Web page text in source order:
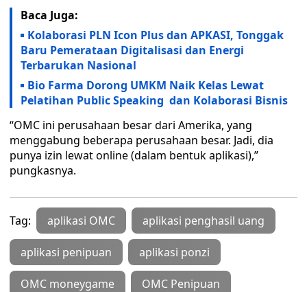
Baca Juga:
Kolaborasi PLN Icon Plus dan APKASI, Tonggak
Baru Pemerataan Digitalisasi dan Energi
Terbarukan Nasional
Bio Farma Dorong UMKM Naik Kelas Lewat
Pelatihan Public Speaking dan Kolaborasi Bisnis
“OMC ini perusahaan besar dari Amerika, yang
menggabung beberapa perusahaan besar. Jadi, dia
punya izin lewat online (dalam bentuk aplikasi),”
pungkasnya.
Tag: aplikasi OMC aplikasi penghasil uang
aplikasi penipuan aplikasi ponzi
OMC moneygame OMC Penipuan